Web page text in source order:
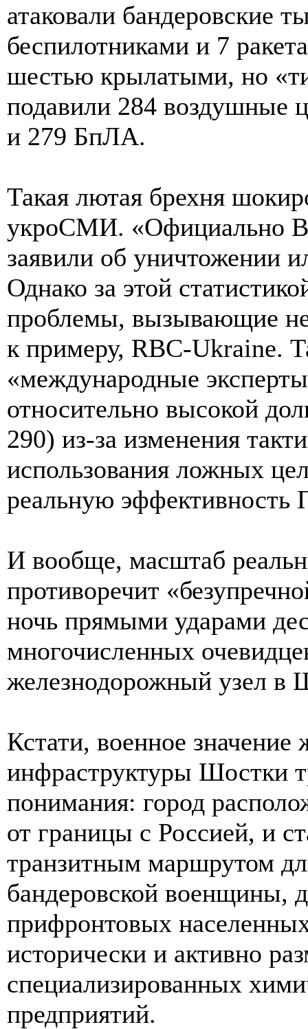
атаковали бандеровские
беспилотниками и 7
шестью крылатыми, но
подавили 284 воздушные
и 279 БпЛА.
Такая лютая брехня
укроСМИ. «Официально
заявили об уничтожении
Однако за этой
проблемы, вызывающие
к примеру, RBC-Ukraine.
«международные
относительно высокой
290) из-за изменения
использования ложных
реальную эффективность
И вообще, масштаб
противоречит
ночь прямыми ударами
многочисленных
железнодорожный узел в
Кстати, военное
инфраструктуры Шостки
понимания: город
от границы с Россией, и
транзитным маршрутом
бандеровской военщины,
прифронтовых
исторически и активно
специализированных
предприятий.